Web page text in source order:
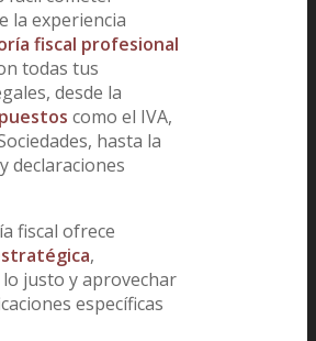
la experiencia
fiscal profesional
todas tus
desde la
como el IVA,
hasta la
declaraciones
fiscal ofrece
,
justo y aprovechar
específicas